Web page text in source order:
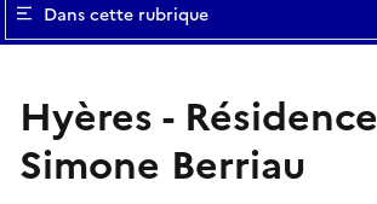
Dans cette rubrique
Hyères - Résidence
Simone Berriau